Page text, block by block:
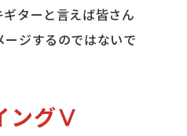
ターと言えば皆さん
ジするのではないで
ングⅤ